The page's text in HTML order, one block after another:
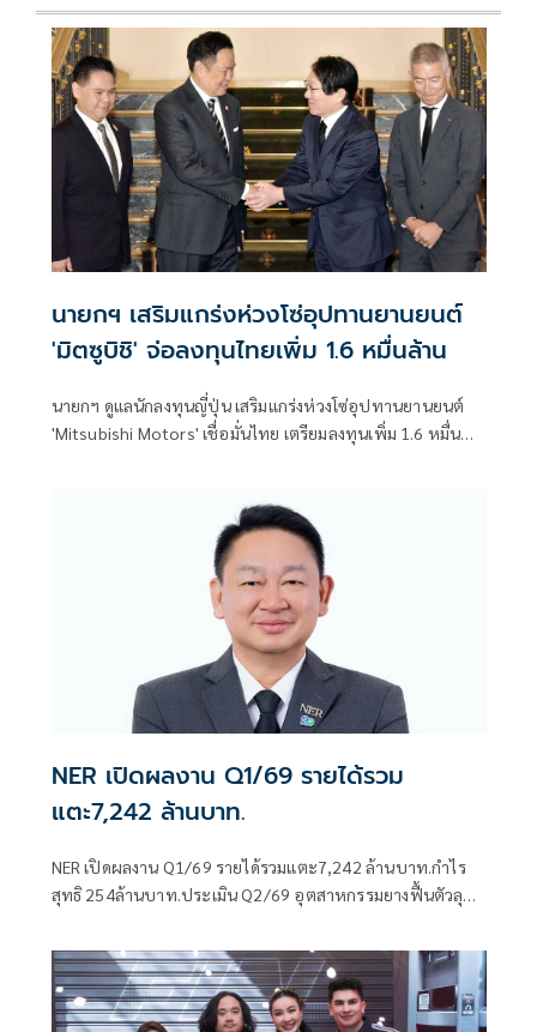
นายกฯ เสริมแกร่งห่วงโซ่อุปทานยานยนต์
'มิตซูบิชิ' จ่อลงทุนไทยเพิ่ม 1.6 หมื่นล้าน
นายกฯ ดูแลนักลงทุนญี่ปุ่น เสริมแกร่งห่วงโซ่อุปทานยานยนต์
'Mitsubishi Motors' เชื่อมั่นไทย เตรียมลงทุนเพิ่ม 1.6 หมื่น
NER เปิดผลงาน Q1/69 รายได้รวม
แตะ7,242 ล้านบาท.
NER เปิดผลงาน Q1/69 รายได้รวมแตะ7,242 ล้านบาท.กำไร
สุทธิ 254ล้านบาท.ประเมิน Q2/69 อุตสาหกรรมยางฟื้นตัวลุย
ล้านบาท